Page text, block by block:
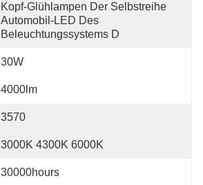
Kopf-Glühlampen Der Selbstreihe
Automobil-LED Des
Beleuchtungssystems D
30W
4000lm
3570
3000K 4300K 6000K
30000hours